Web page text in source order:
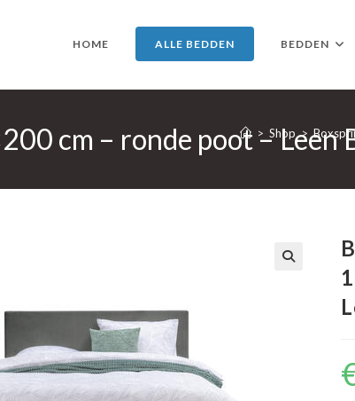
HOME ALLE BEDDEN BEDDEN
cm – ronde poot – Leen
> Shop >